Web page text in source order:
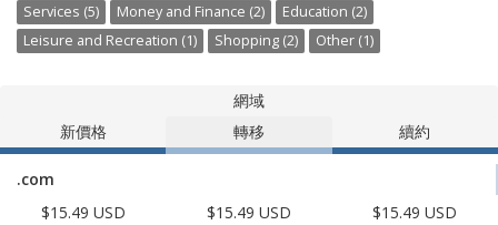
Services (5)
Money and Finance (2)
Education (2)
Leisure and Recreation (1)
Shopping (2) Other (1)
網域
新價格
轉移 續約
.com
$15.49 USD
$15.49 USD $15.49 USD